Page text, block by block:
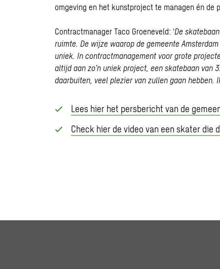
omgeving en het kunstproject te managen én de
Contractmanager Taco Groeneveld: ‘De
ruimte. De wijze waarop de gemeente
uniek. In contractmanagement voor grote
altijd aan zo’n uniek project, een skatebaan van
daarbuiten, veel plezier van zullen gaan hebben.
Lees hier het persbericht van de
Check hier de video van een skater die